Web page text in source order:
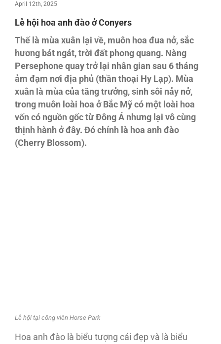
April 12th, 2025
Lễ hội hoa anh đào ở Conyers
Thế là mùa xuân lại về, muôn hoa đua nở, sắc
hương bát ngát, trời đất phong quang. Nàng
Persephone quay trở lại nhân gian sau 6 tháng
ảm đạm nơi địa phủ (thần thoại Hy Lạp). Mùa
xuân là mùa của tăng trưởng, sinh sôi nảy nở,
trong muôn loài hoa ở Bắc Mỹ có một loài hoa
vốn có nguồn gốc từ Đông Á nhưng lại vô cùng
thịnh hành ở đây. Đó chính là hoa anh đào
(Cherry Blossom).
Lễ hội tại công viên Horse Park
Hoa anh đào là biểu tượng cái đẹp và là biểu